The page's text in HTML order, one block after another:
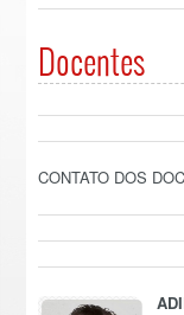
Docentes
CONTATO DOS